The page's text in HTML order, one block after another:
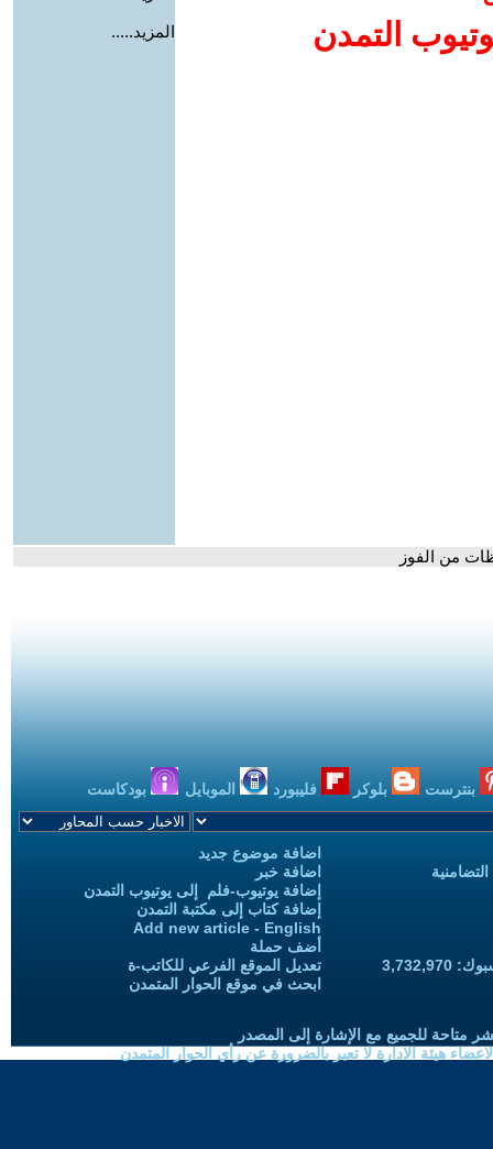
التمدن
المزيد.....
من الفوز
بنترست بلوكر فليبورد الموبايل بودكاست
اضافة موضوع جديد
اضافة خبر
إضافة يوتيوب-فلم إلى يوتيوب التمدن
إضافة كتاب إلى مكتبة التمدن
Add new article - English
أضف حملة
تعديل الموقع الفرعي للكاتب-ة
ابحث في موقع الحوار المتمدن
متاحة للجميع مع الإشارة إلى المصدر
هيئة الادارة لا تعبر بالضرورة عن رأي الحوار المتمدن